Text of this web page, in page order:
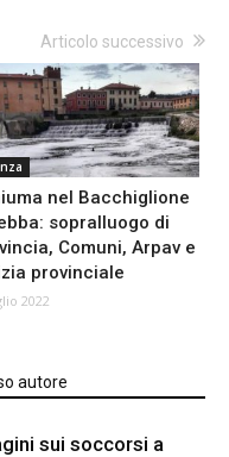
Articolo successivo
nel Bacchiglione
sopralluogo di
Comuni, Arpav e
provinciale
2022
autore
sui soccorsi a